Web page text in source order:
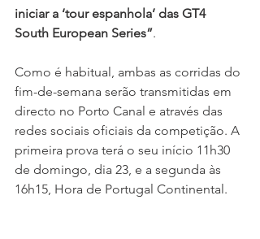
iniciar a ‘tour espanhola’ das GT4
South European Series”.
Como é habitual, ambas as corridas do
fim-de-semana serão transmitidas em
directo no Porto Canal e através das
redes sociais oficiais da competição. A
primeira prova terá o seu início 11h30
de domingo, dia 23, e a segunda às
16h15, Hora de Portugal Continental.